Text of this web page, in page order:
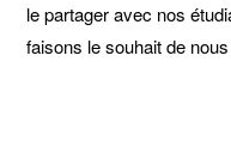
le partager avec nos
faisons le souhait de